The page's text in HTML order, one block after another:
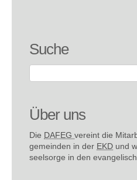
Suche
Über uns
Die DAFEG vereint die
gemeinden in der EKD und
seel­sorge in den